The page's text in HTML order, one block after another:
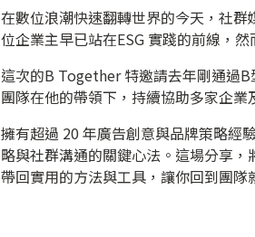
在數位浪潮快速翻轉世界的今天，社
位企業主早已站在ESG 實踐的前線，
這次的B Together 特邀請去年剛通過
團隊在他的帶領下，持續協助多家企
擁有超過 20 年廣告創意與品牌策略經
略與社群溝通的關鍵心法。這場分享
帶回實用的方法與工具，讓你回到團